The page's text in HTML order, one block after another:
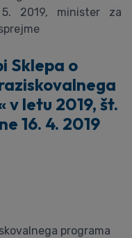
Sklepa o
v letu 2019, št.
16. 4. 2019
programa